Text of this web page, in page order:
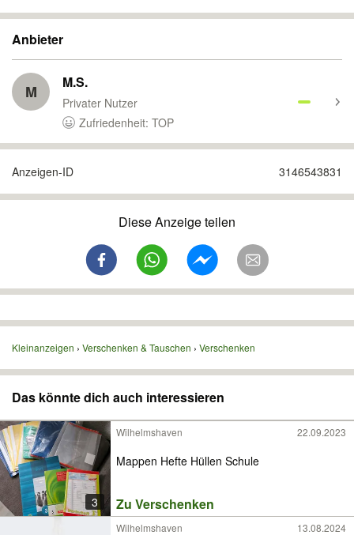
Anbieter
M M.S.
Privater Nutzer
Zufriedenheit: TOP
Anzeigen-ID 3146543831
Diese Anzeige teilen
Kleinanzeigen Verschenken & Tauschen Verschenken
Das könnte dich auch interessieren
3
Wilhelmshaven 22.09.2023
Mappen Hefte Hüllen Schule
Zu Verschenken
Wilhelmshaven 13.08.2024